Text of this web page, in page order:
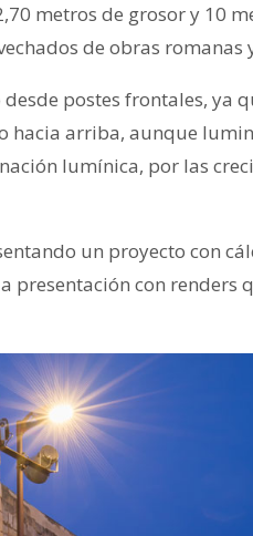
metros de grosor y 10
de obras romanas
postes frontales, ya
hacia arriba, aunque
lumínica, por las
un proyecto con
presentación con renders